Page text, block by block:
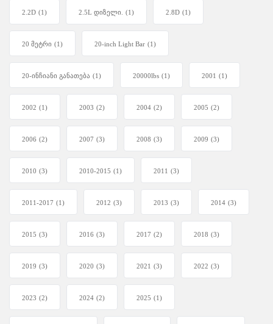
2.2D (1) 2.5L დიზელი. (1) 2.8D (1)
20 მეტრი (1) 20-inch Light Bar (1)
20-ინჩიანი განათება (1) 20000lbs (1) 2001 (1)
2002 (1) 2003 (2) 2004 (2) 2005 (2)
2006 (2) 2007 (3) 2008 (3) 2009 (3)
2010 (3) 2010-2015 (1) 2011 (3)
2011-2017 (1) 2012 (3) 2013 (3) 2014 (3)
2015 (3) 2016 (3) 2017 (2) 2018 (3)
2019 (3) 2020 (3) 2021 (3) 2022 (3)
2023 (2) 2024 (2) 2025 (1)